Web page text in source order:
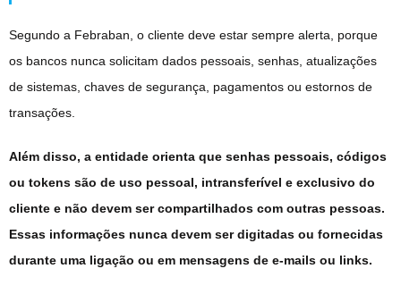
Segundo a Febraban, o cliente deve estar sempre alerta, porque
os bancos nunca solicitam dados pessoais, senhas, atualizações
de sistemas, chaves de segurança, pagamentos ou estornos de
transações.
Além disso, a entidade orienta que senhas pessoais, códigos
ou tokens são de uso pessoal, intransferível e exclusivo do
cliente e não devem ser compartilhados com outras pessoas.
Essas informações nunca devem ser digitadas ou fornecidas
durante uma ligação ou em mensagens de e-mails ou links.